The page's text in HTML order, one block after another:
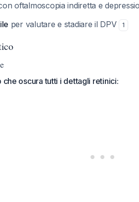
oftalmoscopia indiretta e
per valutare e stadiare il DPV 1
oscura tutti i dettagli retinici: